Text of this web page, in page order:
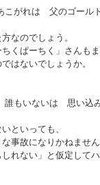
こがれは 父のゴール
なのでしょう。
くぱーちく」さんも
はないでしょうか。
誰もいないは 思い込
といっても、
事故になりかねませ
れない」と仮定して